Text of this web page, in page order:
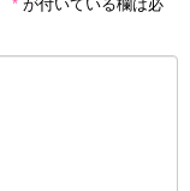
* が付いている欄は必